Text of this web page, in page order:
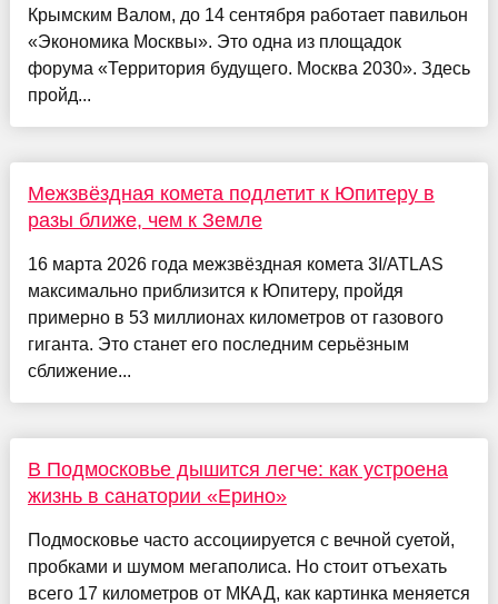
Крымским Валом, до 14 сентября работает павильон
«Экономика Москвы». Это одна из площадок
форума «Территория будущего. Москва 2030». Здесь
пройд...
Межзвёздная комета подлетит к Юпитеру в
разы ближе, чем к Земле
16 марта 2026 года межзвёздная комета 3I/ATLAS
максимально приблизится к Юпитеру, пройдя
примерно в 53 миллионах километров от газового
гиганта. Это станет его последним серьёзным
сближение...
В Подмосковье дышится легче: как устроена
жизнь в санатории «Ерино»
Подмосковье часто ассоциируется с вечной суетой,
пробками и шумом мегаполиса. Но стоит отъехать
всего 17 километров от МКАД, как картинка меняется